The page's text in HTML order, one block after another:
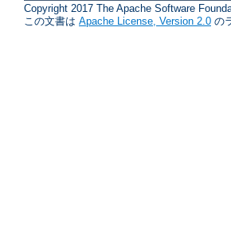
Copyright 2017 The Apache Software
この文書は Apache License, Version 2.0 の